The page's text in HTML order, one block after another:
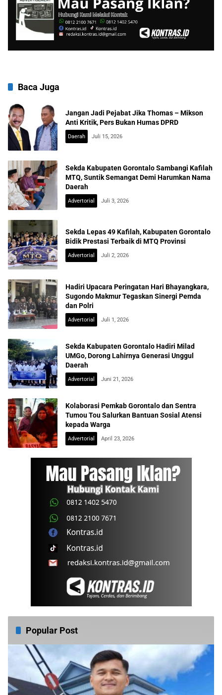
Baca Juga
Jangan Jadi Pejabat Jika Thomas – Mikson
Anti Kritik, Pers Bukan Humas DPRD
Daerah Juli 15, 2026
Sekda Kabupaten Gorontalo Sambangi Kafilah
MTQ, Suntik Semangat Demi Harumkan Nama
Daerah
Advertorial Juli 3, 2026
Sekda Lepas 49 Kafilah, Kabupaten Gorontalo
Bidik Prestasi Terbaik di MTQ Provinsi
Advertorial Juli 2, 2026
Hadiri Upacara Peringatan Hari Bhayangkara,
Sugondo Makmur Tegaskan Sinergi Pemda
dan Polri
Advertorial Juli 1, 2026
Sekda Kabupaten Gorontalo Hadiri Milad
UMGo, Dorong Lahirnya Generasi Unggul
Daerah
Advertorial Juni 21, 2026
Kolaborasi Pemkab Gorontalo dan Sentra
Tumou Tou Salurkan Bantuan Sosial Atensi
kepada Warga
Advertorial April 23, 2026
Popular Post